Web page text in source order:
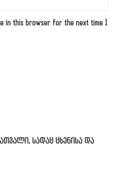
in this browser for the next time I
სადაც ცხენისა და